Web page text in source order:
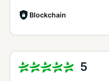
Blockchain
5